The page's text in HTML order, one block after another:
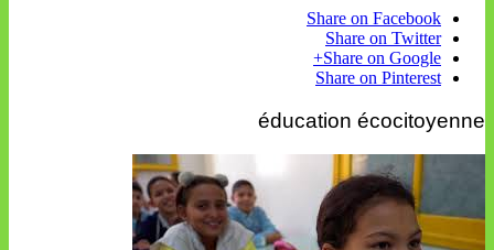
Share on Facebook
Share on Twitter
Share on Google+
Share on Pinterest
éducation écocitoyenne